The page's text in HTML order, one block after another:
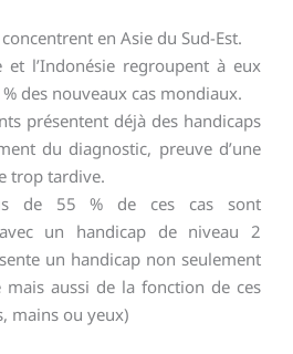
en Asie du Sud-Est.
et l’Indonésie regroupent à eux
des nouveaux cas mondiaux.
présentent déjà des handicaps
du diagnostic, preuve d’une
trop tardive.
de 55 % de ces cas sont
un handicap de niveau 2
un handicap non seulement
mais aussi de la fonction de ces
mains ou yeux)